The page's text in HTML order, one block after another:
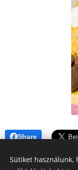
Share
Sütiket használunk,